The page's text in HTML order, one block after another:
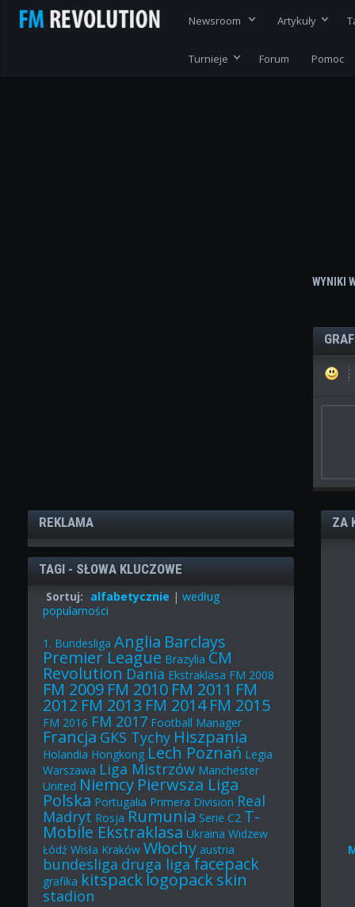
Newsroom Artykuły
Turnieje Forum Pomoc
WYNIKI
REKLAMA
TAGI - SŁOWA KLUCZOWE
Sortuj: alfabetycznie |według
popularności
1. Bundesliga Anglia Barclays
Premier League Brazylia CM
Revolution Dania Ekstraklasa FM 2008
FM 2009 FM 2010 FM 2011 FM
2012 FM 2013 FM 2014 FM 2015
FM 2016 FM 2017 Football Manager
Francja GKS Tychy Hiszpania
Holandia Hongkong Lech Poznań Legia
Warszawa Liga Mistrzów Manchester
United Niemcy Pierwsza Liga
Polska Portugalia Primera Division Real
Madryt Rosja Rumunia Serie C2 T-
Mobile Ekstraklasa Ukraina Widzew
Łódź Wisła Kraków Włochy austria
bundesliga druga ligafacepack
grafika kitspacklogopackskin
stadion
ZA